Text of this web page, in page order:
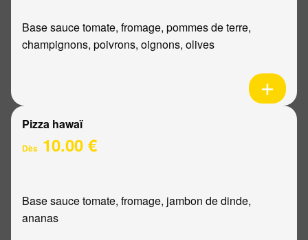
Base sauce tomate, fromage, pommes de terre,
champignons, poivrons, oignons, olives
Pizza hawaï
Dès 10.00 €
Base sauce tomate, fromage, jambon de dinde,
ananas